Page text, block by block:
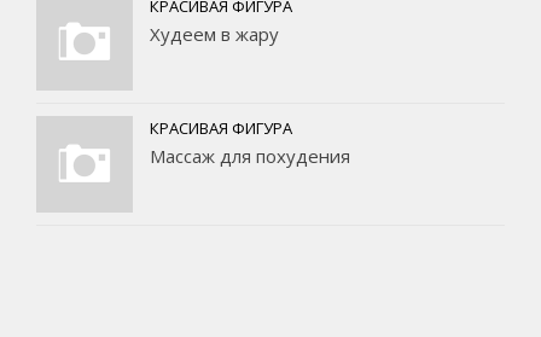
КРАСИВАЯ ФИГУРА
Худеем в жару
КРАСИВАЯ ФИГУРА
Массаж для похудения